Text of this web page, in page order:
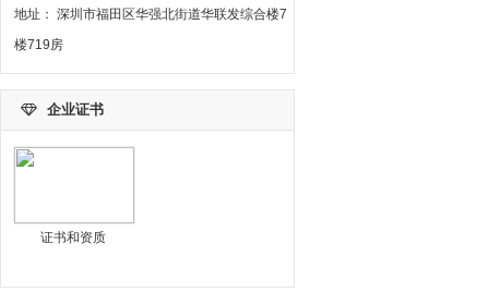
地址： 深圳市福田区华强北街道华联发综合楼7
楼719房
企业证书
证书和资质